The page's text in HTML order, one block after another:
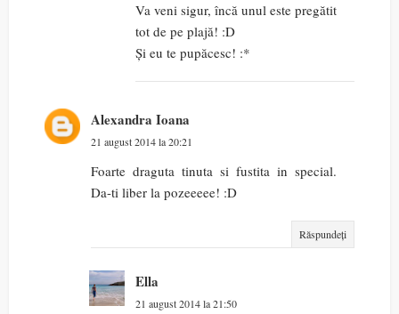
Va veni sigur, încă unul este pregătit
tot de pe plajă! :D
Și eu te pupăcesc! :*
Alexandra Ioana
21 august 2014 la 20:21
Foarte draguta tinuta si fustita in special.
Da-ti liber la pozeeeee! :D
Răspundeți
Ella
21 august 2014 la 21:50